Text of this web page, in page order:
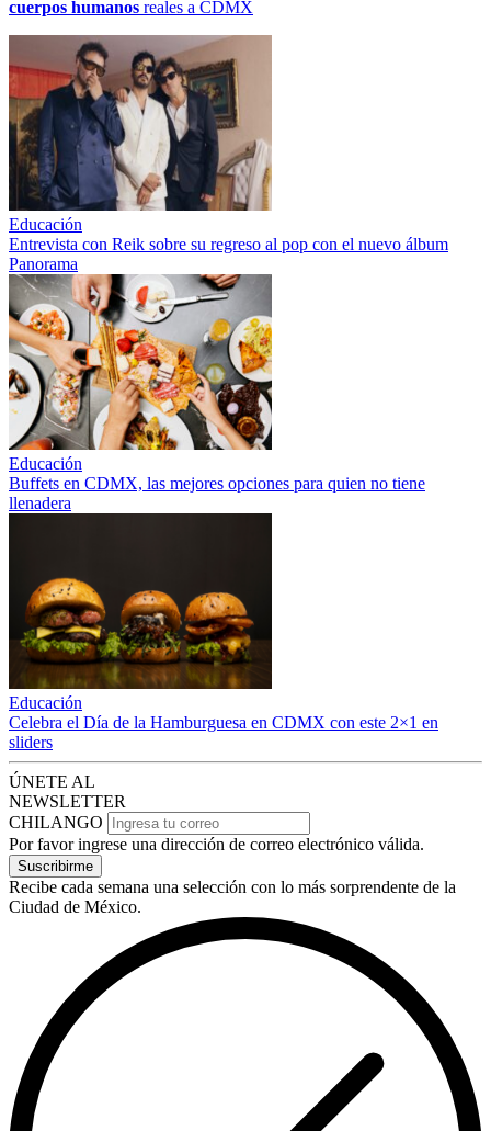
cuerpos humanos reales a CDMX
Educación
Entrevista con Reik sobre su regreso al pop con el nuevo álbum
Panorama
Educación
Buffets en CDMX, las mejores opciones para quien no tiene
llenadera
Educación
Celebra el Día de la Hamburguesa en CDMX con este 2×1 en
sliders
ÚNETE AL
NEWSLETTER
CHILANGO
Por favor ingrese una dirección de correo electrónico válida.
Suscribirme
Recibe cada semana una selección con lo más sorprendente de la
Ciudad de México.